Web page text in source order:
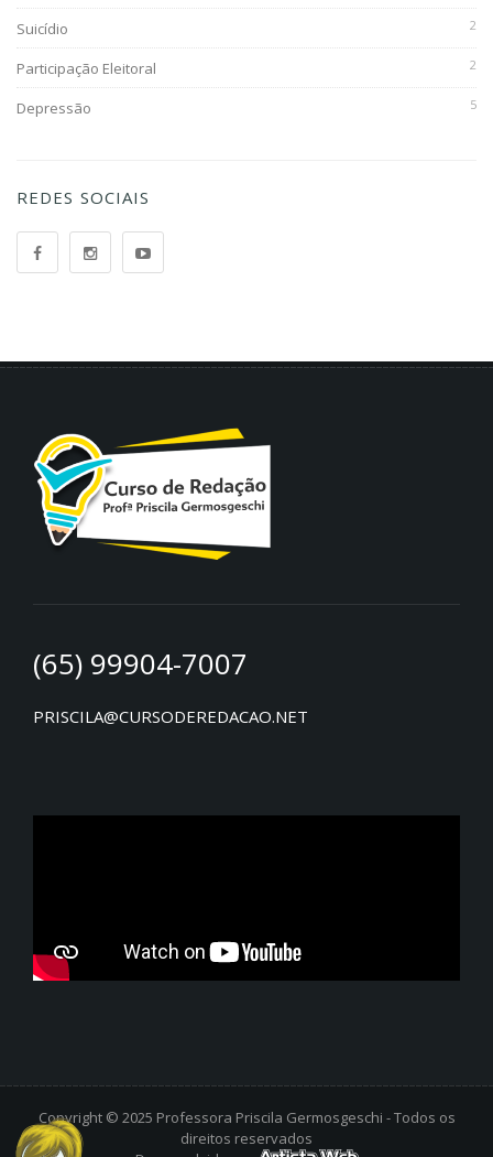
Suicídio 2
Participação Eleitoral 2
Depressão 5
REDES SOCIAIS
(65) 99904-7007
PRISCILA@CURSODEREDACAO.NET
Copyright © 2025 Professora Priscila Germosgeschi - Todos os
direitos reservados